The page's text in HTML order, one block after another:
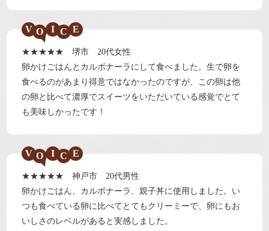
V I E
★★★★★ 堺市 20代女性
卵かけごはんとカルボナーラにして食べました。生で卵を
食べるのがあまり得意ではなかったのですが、この卵は他
の卵と比べて濃厚でスイーツをいただいている感覚でとて
も美味しかったです！
V I E
★★★★★ 神戸市 20代男性
卵かけごはん、カルボナーラ、親子丼に使用しました。い
つも食べている卵に比べてとてもクリーミーで、卵にもお
いしさのレベルがあると実感しました。